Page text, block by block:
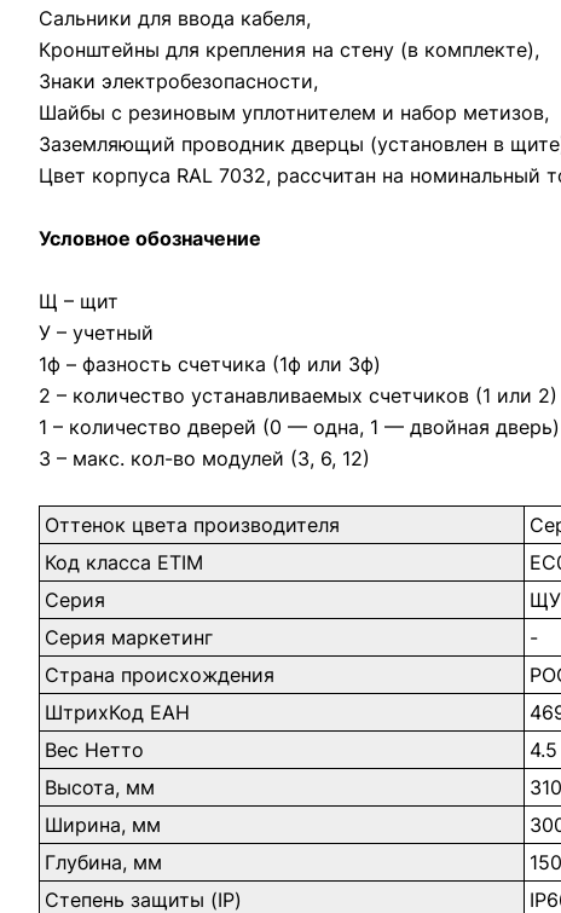
Сальники для ввода кабеля,
Кронштейны для крепления на стену (в комплекте),
Знаки электробезопасности,
Шайбы с резиновым уплотнителем и набор метизов,
Заземляющий проводник дверцы (установлен в
Цвет корпуса RAL 7032, рассчитан на
Условное обозначение
Щ – щит
У – учетный
1ф – фазность счетчика (1ф или 3ф)
2 – количество устанавливаемых счетчиков (1 или 2)
1 – количество дверей (0 — одна, 1 — двойная дверь)
3 – макс. кол-во модулей (3, 6, 12)
Оттенок цвета производителя
Код класса ETIM
Серия
ЩУ
Серия маркетинг
-
Страна происхождения
ШтрихКод ЕАН
Вес Нетто
4.5
Высота, мм
310
Ширина, мм
Глубина, мм
150
Степень защиты (IP)